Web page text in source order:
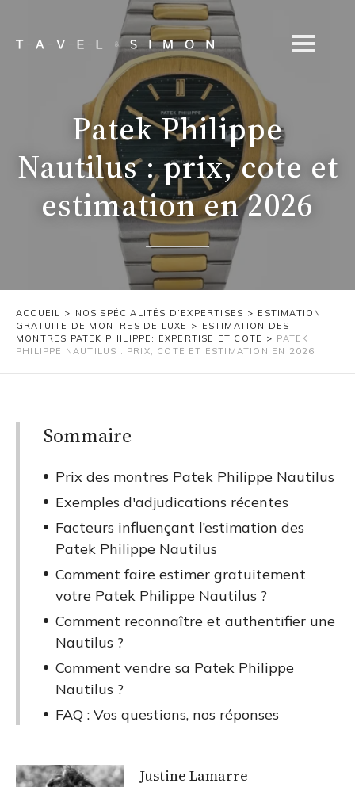
Patek Philippe
Nautilus : prix, cote et
estimation en 2026
ACCUEIL > NOS SPÉCIALITÉS D’EXPERTISES > ESTIMATION
GRATUITE DE MONTRES DE LUXE > ESTIMATION DES
MONTRES PATEK PHILIPPE: EXPERTISE ET COTE > PATEK
PHILIPPE NAUTILUS : PRIX, COTE ET ESTIMATION EN 2026
Sommaire
Prix des montres Patek Philippe Nautilus
Exemples d'adjudications récentes
Facteurs influençant l’estimation des
Patek Philippe Nautilus
Comment faire estimer gratuitement
votre Patek Philippe Nautilus ?
Comment reconnaître et authentifier une
Nautilus ?
Comment vendre sa Patek Philippe
Nautilus ?
FAQ : Vos questions, nos réponses
Justine Lamarre